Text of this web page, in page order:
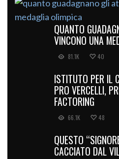
QUANTO
VINCONO UNA
81.1K 40
ISTITUTO PER IL
PRO VERCELLI,
FACTORING
66.1K 48
QUESTO
CACCIATO DAL